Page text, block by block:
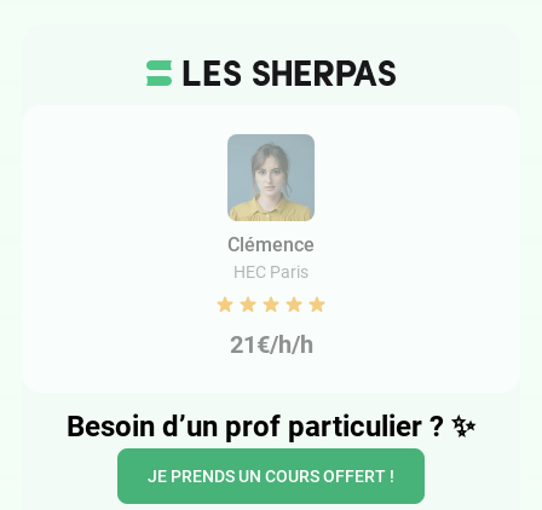
Clémence
HEC Paris
21€/h/h
Besoin d’un prof particulier ? ✨
JE PRENDS UN COURS OFFERT !